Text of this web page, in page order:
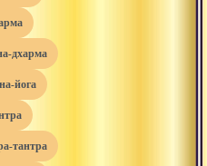
дхарма
йога
тантра